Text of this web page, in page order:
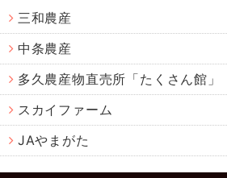
三和農産
中条農産
多久農産物直売所「たくさん館」
スカイファーム
JAやまがた